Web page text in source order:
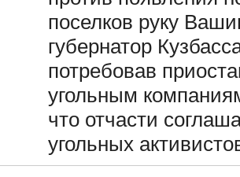
поселков руку
губернатор
потребовав
угольным
что отчасти
угольных